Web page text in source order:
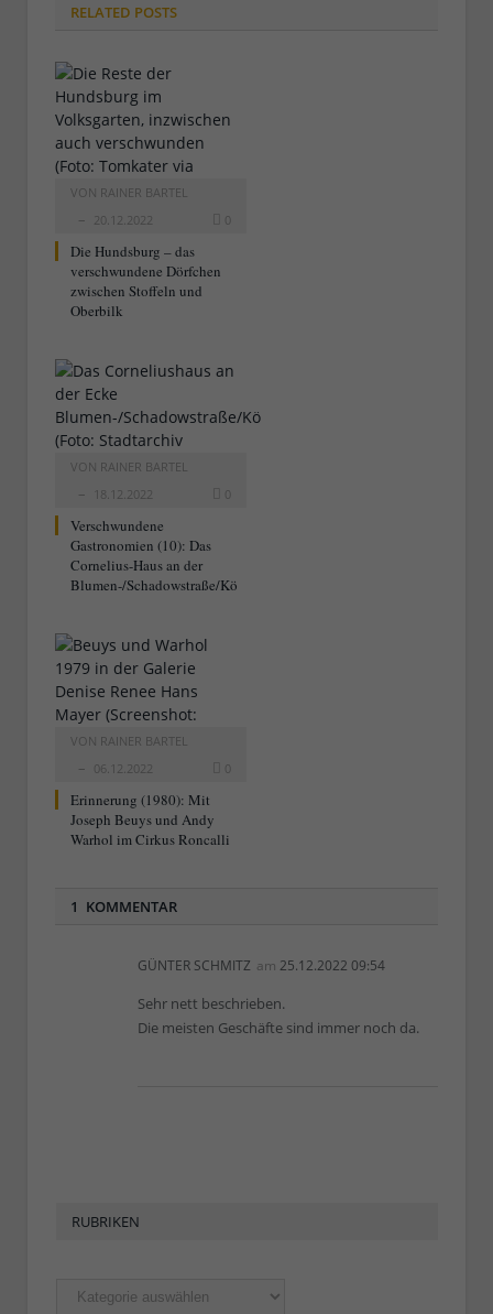
RELATED POSTS
VON RAINER BARTEL
20.12.2022
0
Die Hundsburg – das
verschwundene Dörfchen
zwischen Stoffeln und
Oberbilk
VON RAINER BARTEL
18.12.2022
0
Verschwundene
Gastronomien (10): Das
Cornelius-Haus an der
Blumen-/Schadowstraße/Kö
VON RAINER BARTEL
06.12.2022
0
Erinnerung (1980): Mit
Joseph Beuys und Andy
Warhol im Cirkus Roncalli
1 KOMMENTAR
GÜNTER SCHMITZ am 25.12.2022 09:54
Sehr nett beschrieben.
Die meisten Geschäfte sind immer noch da.
RUBRIKEN
Rubriken